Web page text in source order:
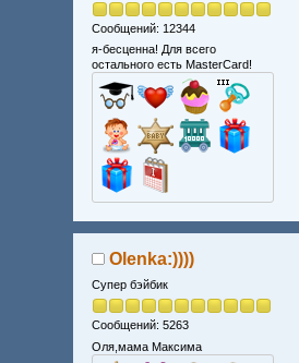
Сообщений: 12344
я-бесценна! Для всего
остального есть MasterCard!
Olenka:))))
Супер бэйбик
Сообщений: 5263
Оля,мама Максима